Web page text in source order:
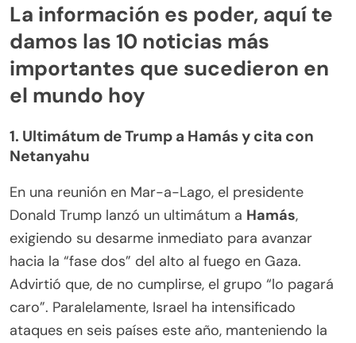
La información es poder, aquí te
damos las 10 noticias más
importantes que sucedieron en
el mundo hoy
1. Ultimátum de Trump a Hamás y cita con
Netanyahu
En una reunión en Mar-a-Lago, el presidente
Donald Trump lanzó un ultimátum a Hamás,
exigiendo su desarme inmediato para avanzar
hacia la “fase dos” del alto al fuego en Gaza.
Advirtió que, de no cumplirse, el grupo “lo pagará
caro”. Paralelamente, Israel ha intensificado
ataques en seis países este año, manteniendo la